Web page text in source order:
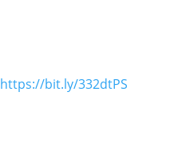
https://bit.ly/332dtPS